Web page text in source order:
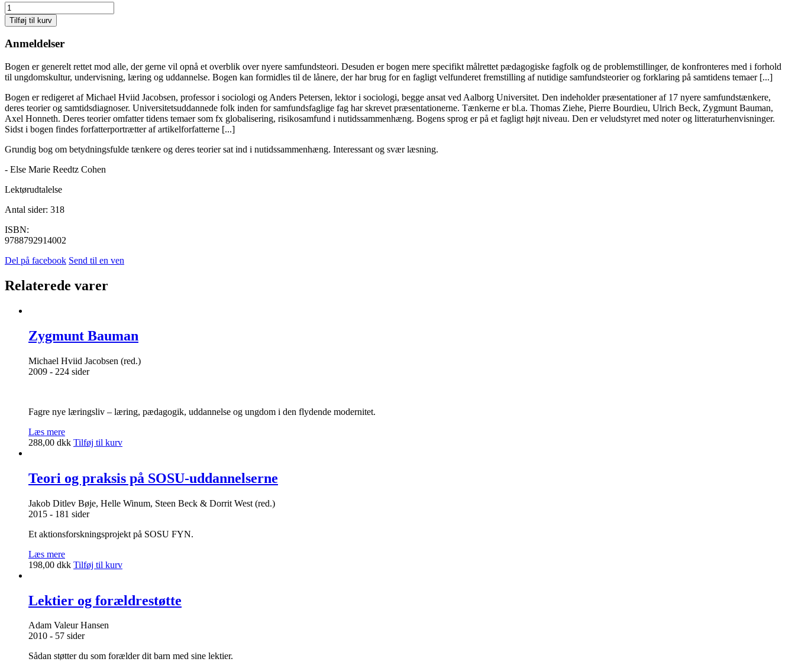
Samfundsteori
&
samtidsdiagnose
antal
Tilføj til kurv
Anmeldelser
Bogen er generelt rettet mod alle, der gerne vil opnå et overblik over nyere samfundsteori. Desuden er bogen mere specifikt målrettet pædagogiske fagfolk og de problemstillinger, de konfronteres med i forhold
til ungdomskultur, undervisning, læring og uddannelse. Bogen kan formidles til de lånere, der har brug for en fagligt velfunderet fremstilling af nutidige samfundsteorier og forklaring på samtidens temaer [...]
Bogen er redigeret af Michael Hviid Jacobsen, professor i sociologi og Anders Petersen, lektor i sociologi, begge ansat ved Aalborg Universitet. Den indeholder præsentationer af 17 nyere samfundstænkere,
deres teorier og samtidsdiagnoser. Universitetsuddannede folk inden for samfundsfaglige fag har skrevet præsentationerne. Tænkerne er bl.a. Thomas Ziehe, Pierre Bourdieu, Ulrich Beck, Zygmunt Bauman,
Axel Honneth. Deres teorier omfatter tidens temaer som fx globalisering, risikosamfund i nutidssammenhæng. Bogens sprog er på et fagligt højt niveau. Den er veludstyret med noter og litteraturhenvisninger.
Sidst i bogen findes forfatterportrætter af artikelforfatterne [...]
Grundig bog om betydningsfulde tænkere og deres teorier sat ind i nutidssammenhæng. Interessant og svær læsning.
- Else Marie Reedtz Cohen
Lektørudtalelse
Antal sider: 318
ISBN:
9788792914002
Del på facebook Send til en ven
Relaterede varer
Zygmunt Bauman
Michael Hviid Jacobsen (red.)
2009 - 224 sider
Fagre nye læringsliv – læring, pædagogik, uddannelse og ungdom i den flydende modernitet.
Læs mere
288,00 dkk Tilføj til kurv
Teori og praksis på SOSU-uddannelserne
Jakob Ditlev Bøje, Helle Winum, Steen Beck & Dorrit West (red.)
2015 - 181 sider
Et aktionsforskningsprojekt på SOSU FYN.
Læs mere
198,00 dkk Tilføj til kurv
Lektier og forældrestøtte
Adam Valeur Hansen
2010 - 57 sider
Sådan støtter du som forælder dit barn med sine lektier.